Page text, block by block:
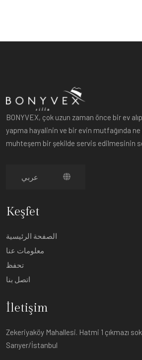
BONYVEX, çok uzun zaman önce bir ev
yapma hayalinin ve bir evin mutfağında
muhteşem bir şekilde servis edilmesinin
Keşfet
الصفحة الرئيسية
معلومات عنا
تحفظ
اتصل بنا
İletişim
Zekeriyaköy Mahallesi. Hatmi 1 çıkmazı
Sarıyer/İstanbul